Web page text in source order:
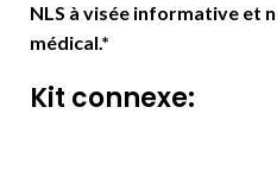
NLS à visée informative et
médical.*
Kit connexe: